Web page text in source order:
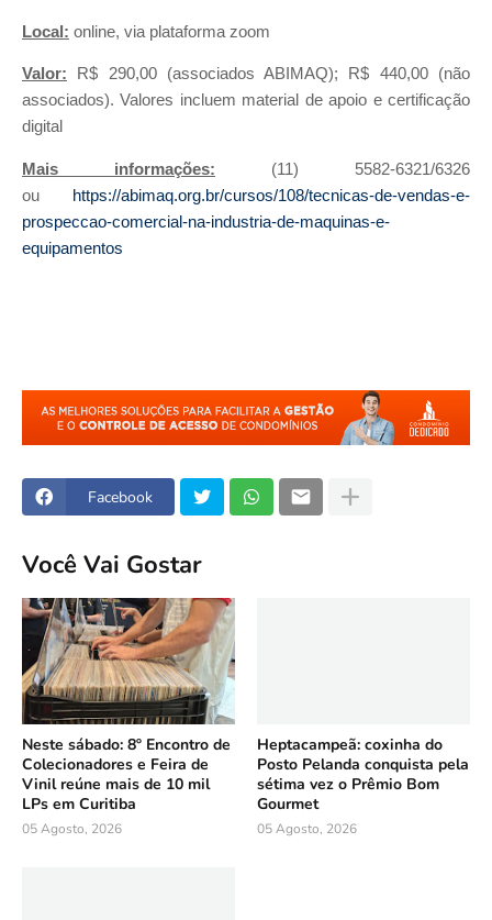
Local: online, via plataforma zoom
Valor: R$ 290,00 (associados ABIMAQ); R$ 440,00 (não
associados). Valores incluem material de apoio e certificação
digital
Mais informações: (11) 5582-6321/6326
ou
https://abimaq.org.br/cursos/108/tecnicas-de-vendas-e-
prospeccao-comercial-na-industria-de-maquinas-e-
equipamentos
Facebook
Você Vai Gostar
Neste sábado: 8º Encontro de
Colecionadores e Feira de
Vinil reúne mais de 10 mil
LPs em Curitiba
05 Agosto, 2026
Heptacampeã: coxinha do
Posto Pelanda conquista pela
sétima vez o Prêmio Bom
Gourmet
05 Agosto, 2026